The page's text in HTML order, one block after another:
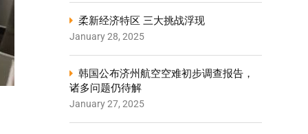
柔新经济特区 三大挑战浮现
January 28, 2025
韩国公布济州航空空难初步调查报告，
诸多问题仍待解
January 27, 2025